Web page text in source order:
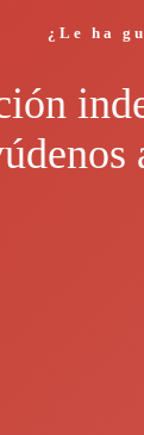
¿Le ha